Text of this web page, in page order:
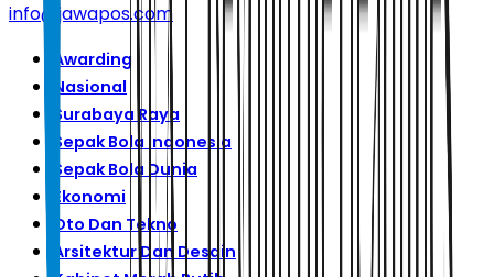
info@jawapos.com
Awarding
Nasional
Surabaya Raya
Sepak Bola Indonesia
Sepak Bola Dunia
Ekonomi
Oto Dan Tekno
Arsitektur Dan Desain